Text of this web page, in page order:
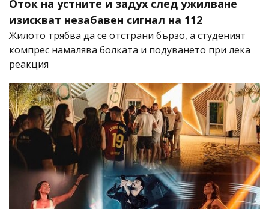
Оток на устните и задух след ужилване
изискват незабавен сигнал на 112
Жилото трябва да се отстрани бързо, а студеният
компрес намалява болката и подуването при лека
реакция